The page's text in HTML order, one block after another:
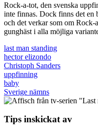
Rock-a-tot, den svenska
inte finnas. Dock finns det en
och det verkar som om Rock-
gunghäst i alla möjliga
last man standing
hector elizondo
Christoph Sanders
uppfinning
baby
Sverige nämns
Tips inskickat av